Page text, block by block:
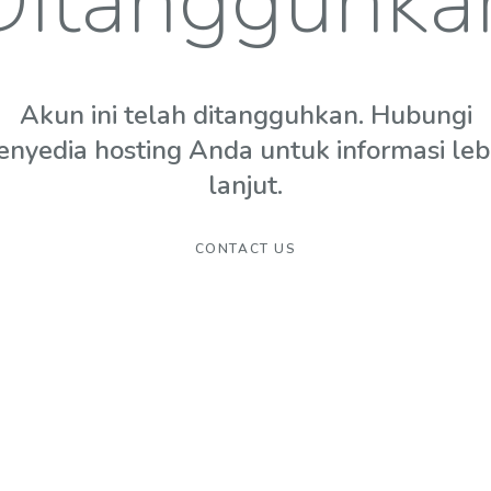
Akun ini telah ditangguhkan. Hubungi
hosting Anda untuk informasi
lanjut.
CONTACT US